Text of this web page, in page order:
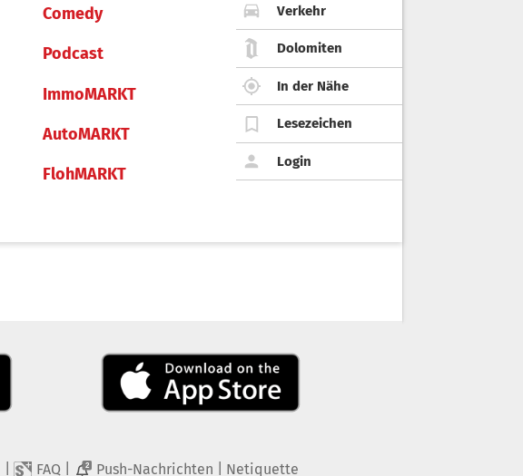
Comedy
Podcast
ImmoMARKT
AutoMARKT
FlohMARKT
Verkehr
Dolomiten
In der Nähe
Lesezeichen
Login
FAQ 2 Push-Nachrichten Netiquette